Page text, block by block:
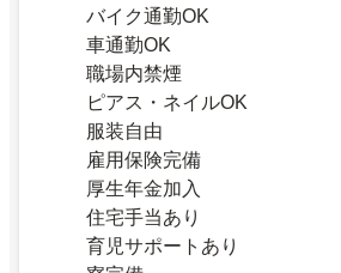
バイク通勤OK
車通勤OK
職場内禁煙
ピアス・ネイルOK
服装自由
雇用保険完備
厚生年金加入
住宅手当あり
育児サポートあり